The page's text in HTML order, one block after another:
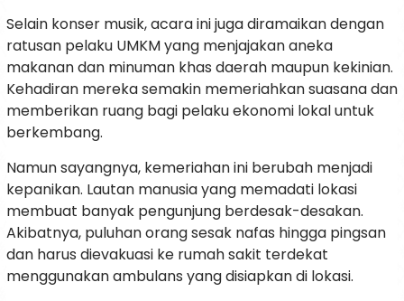
Selain konser musik, acara ini juga diramaikan dengan
ratusan pelaku UMKM yang menjajakan aneka
makanan dan minuman khas daerah maupun kekinian.
Kehadiran mereka semakin memeriahkan suasana dan
memberikan ruang bagi pelaku ekonomi lokal untuk
berkembang.
Namun sayangnya, kemeriahan ini berubah menjadi
kepanikan. Lautan manusia yang memadati lokasi
membuat banyak pengunjung berdesak-desakan.
Akibatnya, puluhan orang sesak nafas hingga pingsan
dan harus dievakuasi ke rumah sakit terdekat
menggunakan ambulans yang disiapkan di lokasi.